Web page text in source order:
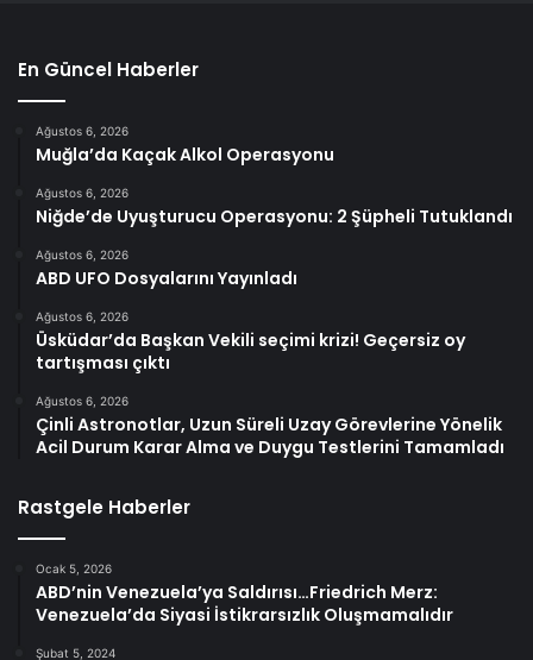
En Güncel Haberler
Ağustos 6, 2026
Muğla’da Kaçak Alkol Operasyonu
Ağustos 6, 2026
Niğde’de Uyuşturucu Operasyonu: 2 Şüpheli Tutuklandı
Ağustos 6, 2026
ABD UFO Dosyalarını Yayınladı
Ağustos 6, 2026
Üsküdar’da Başkan Vekili seçimi krizi! Geçersiz oy
tartışması çıktı
Ağustos 6, 2026
Çinli Astronotlar, Uzun Süreli Uzay Görevlerine Yönelik
Acil Durum Karar Alma ve Duygu Testlerini Tamamladı
Rastgele Haberler
Ocak 5, 2026
ABD’nin Venezuela’ya Saldırısı…Friedrich Merz:
Venezuela’da Siyasi İstikrarsızlık Oluşmamalıdır
Şubat 5, 2024